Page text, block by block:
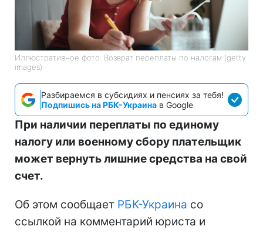
Иллюстративное фото: Возврат переплаты по налогам (getty
images)
Разбираемся в субсидиях и пенсиях за тебя!
Подпишись на РБК-Украина в Google
При наличии переплаты по единому
налогу или военному сбору плательщик
может вернуть лишние средства на свой
счет.
Об этом сообщает РБК-Украина со
ссылкой на комментарий юриста и